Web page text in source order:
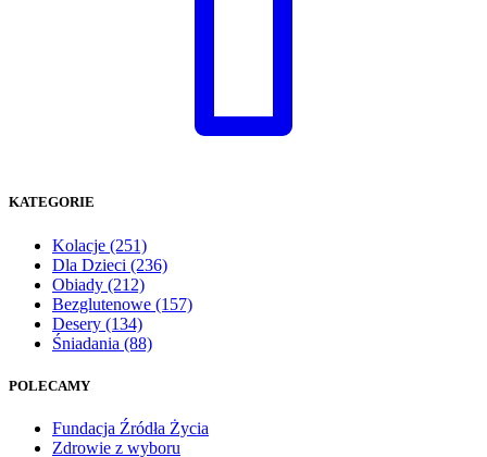
KATEGORIE
Kolacje (251)
Dla Dzieci (236)
Obiady (212)
Bezglutenowe (157)
Desery (134)
Śniadania (88)
POLECAMY
Fundacja Źródła Życia
Zdrowie z wyboru